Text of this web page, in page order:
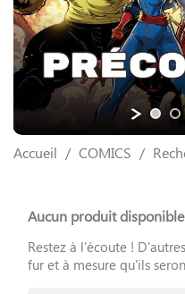
Accueil COMICS
Aucun produit
Restez à l'écoute !
fur et à mesure qu'ils